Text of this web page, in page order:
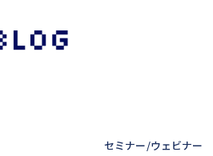
セミナー/ウェビナー